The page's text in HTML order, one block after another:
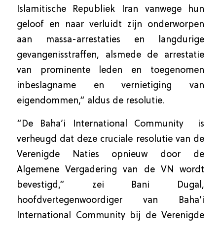
Islamitische Republiek Iran vanwege hun
geloof en naar verluidt zijn onderworpen
aan massa-arrestaties en langdurige
gevangenisstraffen, alsmede de arrestatie
van prominente leden en toegenomen
inbeslagname en vernietiging van
eigendommen,” aldus de resolutie.
“De Baha’i International Community is
verheugd dat deze cruciale resolutie van de
Verenigde Naties opnieuw door de
Algemene Vergadering van de VN wordt
bevestigd,” zei Bani Dugal,
hoofdvertegenwoordiger van Baha’i
International Community bij de Verenigde